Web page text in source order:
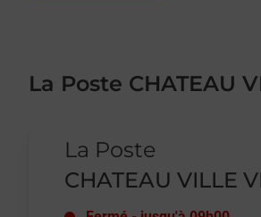
La Poste CHATEAU
La Poste
CHATEAU VILLE